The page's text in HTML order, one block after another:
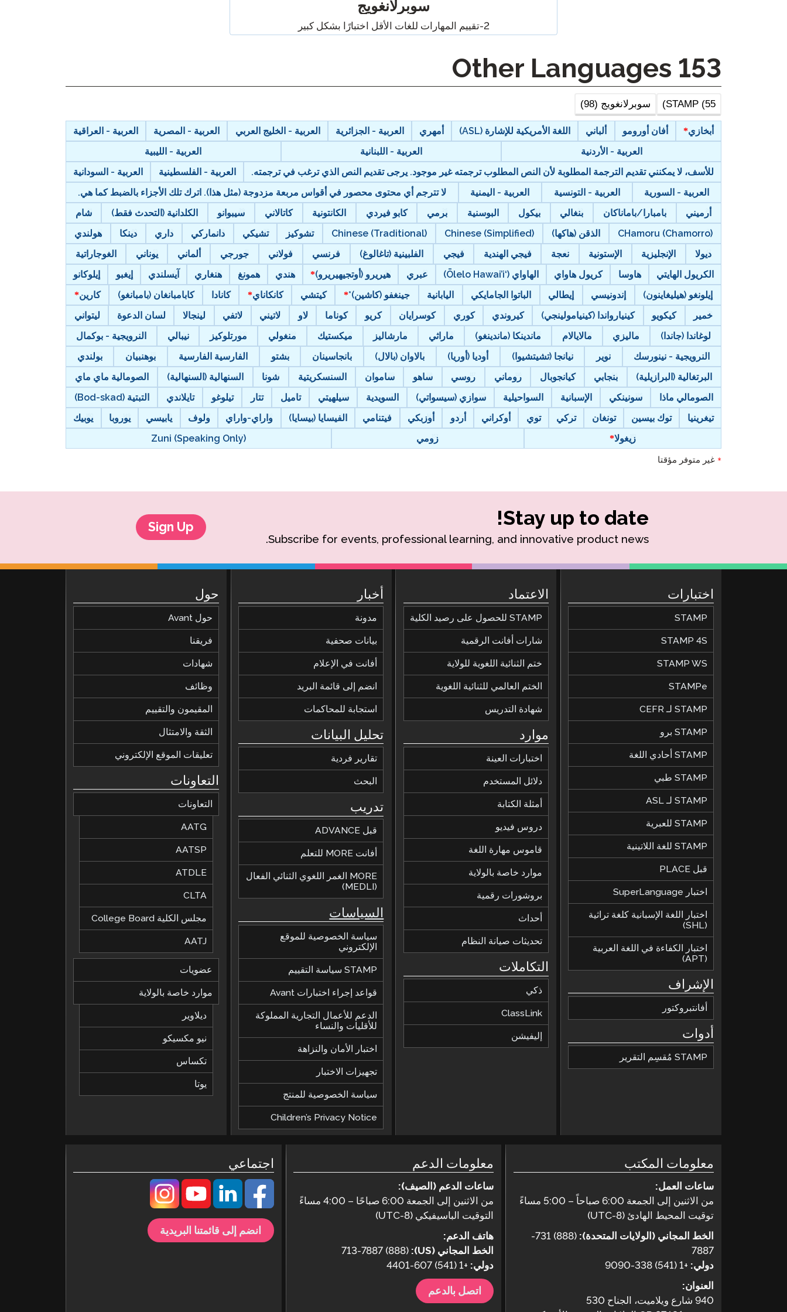
التأهيل الذكي
بودكاست
مدونة
سوبرلانغويج
2-تقييم المهارات للغات الأقل اختبارًا بشكل كبير
153
STAMP (55) سوبرلانغويج (98)
أبخازي أفان أورومو ألباني اللغة الأمريكية للإشارة (ASL) أمهري العربية - الجزائرية العربية - الخليج العربي العربية - المصرية
العربية - العراقية
العربية - الأردنية
العربية - اللبنانية
العربية - الليبية
للأسف، لا يمكنني تقديم الترجمة المطلوبة لأن النص المطلوب ترجمته غير موجود. يرجى تقديم النص الذي ترغب في ترجمته.
العربية - الفلسطينية
العربية - السودانية
العربية - السورية
العربية - التونسية العربية - اليمنية
لا تترجم أي محتوى محصور في أقواس مربعة مزدوجة (مثل هذا). اترك تلك الأجزاء بالضبط كما هي.
أرميني
بامبارا/باماناكان بنغالي بيكول البوسنية برمي كابو فيردي الكانتونية كاتالاني سيبوانو الكلدانية (التحدث فقط)
شام
CHamoru (Chamorro)
الذقن (هاكها) Chinese (Simplified)
Chinese (Traditional) تشوكيز تشيكي دانماركي داري دينكا
هولندي
ديولا
الإنجليزية الإستونية نعجة فيجي الهندية فيجي الفلبينية (تاغالوغ) فرنسي فولاني جورجي ألماني يوناني
الغوجاراتية
الكريول الهايتي
هاوسا كريول هاواي الهاواي (‘Ōlelo Hawai’i) عبري هيريرو (أوتجيهيريرو) هندي همونغ هنغاري آيسلندي إيغبو
إيلوكانو
إيلونغو (هيليغاينون)
إندونيسي إيطالي الباتوا الجامايكي اليابانية جينغفو (كاشين)* كيتشي كانكاناي كانادا كابامبانغان (بامبانغو)
كارين
خمير
كيكويو كينيارواندا (كينيامولينجي) كيروندي كوري كوسرايان كريو كوناما لاو لاتيني لاتفي لينجالا لسان الدعوة
ليتواني
لوغاندا (جاندا)
ماليزي مالايالام ماندينكا (ماندينغو) ماراثي مارشاليز ميكستيك منغولي مورتلوكيز نيبالي
النرويجية - بوكمال
النرويجية - نينورسك
نوير نيانجا (تشيتشيوا) أوديا (أوريا) بالاوان (بالال) بانجاسينان بشتو الفارسية الفارسية بوهنبيان
بولندي
البرتغالية (البرازيلية)
بنجابي كيانجوبال روماني روسي ساهو ساموان السنسكريتية شونا السنهالية (السنهالية)
الصومالية ماي ماي
الصومالي ماذا
سونينكي الإسبانية السواحيلية سوازي (سيسواتي) السويدية سيلهيتي تاميل تتار تيلوغو تايلاندي
التبتية (Bod-skad)
تيغرينيا
توك بيسين تونغان تركي توي أوكراني أردو أوزبكي فيتنامي الفيسايا (بيسايا) واراي-واراي ولوف يابيسي يوروبا
يوبيك
زيغولا
زومي Zuni (Speaking Only)
* غير متوفر مؤقتا
Stay up to date!
Subscribe for events, professional learning, and innovative product news.
Sign Up
اختبارات
STAMP
STAMP 4S
STAMP WS
STAMPe
STAMP لـ CEFR
STAMP برو
STAMP أحادي اللغة
STAMP طبي
STAMP لـ ASL
STAMP للعبرية
STAMP للغة اللاتينية
قبل PLACE
اختبار SuperLanguage
اختبار اللغة الإسبانية كلغة تراثية
(SHL)
اختبار الكفاءة في اللغة العربية
(APT)
الإشراف
أفانتبروكتور
أدوات
STAMP مُقسِم التقرير
الاعتماد
STAMP للحصول على رصيد الكلية
شارات أفانت الرقمية
ختم الثنائية اللغوية للولاية
الختم العالمي للثنائية اللغوية
شهادة التدريس
موارد
اختبارات العينة
دلائل المستخدم
أمثلة الكتابة
دروس فيديو
قاموس مهارة اللغة
موارد خاصة بالولاية
بروشورات رقمية
أحداث
تحديثات صيانة النظام
التكاملات
ذكي
ClassLink
إليفيشن
أخبار
مدونة
بيانات صحفية
أفانت في الإعلام
انضم إلى قائمة البريد
استجابة للمحاكمات
تحليل البيانات
تقارير فردية
البحث
تدريب
قبل ADVANCE
أفانت MORE للتعلم
MORE الغمر اللغوي الثنائي الفعال
(MEDLI)
السياسات
سياسة الخصوصية للموقع
الإلكتروني
STAMP سياسة التقييم
قواعد إجراء اختبارات Avant
الدعم للأعمال التجارية المملوكة
للأقليات والنساء
اختبار الأمان والنزاهة
تجهيزات الاختبار
سياسة الخصوصية للمنتج
Children’s Privacy Notice
حول
حول Avant
فريقنا
شهادات
وظائف
المقيمون والتقييم
الثقة والامتثال
تعليقات الموقع الإلكتروني
التعاونات
التعاونات
AATG
AATSP
ATDLE
CLTA
مجلس الكلية College Board
AATJ
عضويات
موارد خاصة بالولاية
ديلاوير
نيو مكسيكو
تكساس
يوتا
معلومات المكتب
ساعات العمل:
من الاثنين إلى الجمعة 6:00 صباحاً – 5:00 مساءً
توقيت المحيط الهادئ (UTC-8)
الخط المجاني (الولايات المتحدة):
(888) 731-
7887
دولي: +1 (541) 338-9090
العنوان:
940 شارع ويلاميت، الجناح 530
معلومات الدعم
ساعات الدعم (الصيف):
من الاثنين إلى الجمعة 6:00 صباحًا – 4:00 مساءً
التوقيت الباسيفيكي (UTC-8)
هاتف الدعم:
الخط المجاني (US):
(888) 713-7887
دولي: +1 (541) 607-4401
اتصل بالدعم
اجتماعي
انضم إلى قائمتنا البريدية